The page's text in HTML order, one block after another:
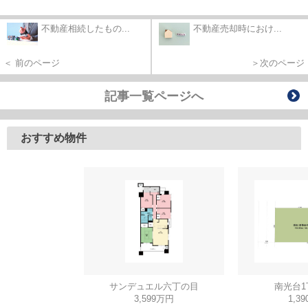
不動産相続したもの...
＜ 前のページ
不動産売却時におけ...
＞次のページ
記事一覧ページへ
おすすめ物件
サンデュエル六丁の目
3,599万円
南光台